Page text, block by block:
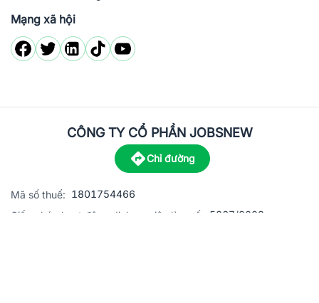
Mạng xã hội
CÔNG TY CỔ PHẦN JOBSNEW
Chỉ đường
Mã số thuế: 1801754466
Giấy phép hoạt động dịch vụ việc làm số:
5867/2023